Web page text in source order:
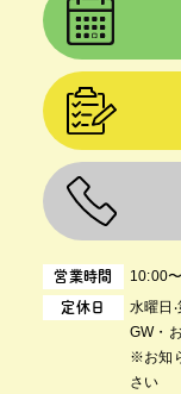
営業時間 10:00
定休日
⽔曜⽇
GW・
※お知
さい